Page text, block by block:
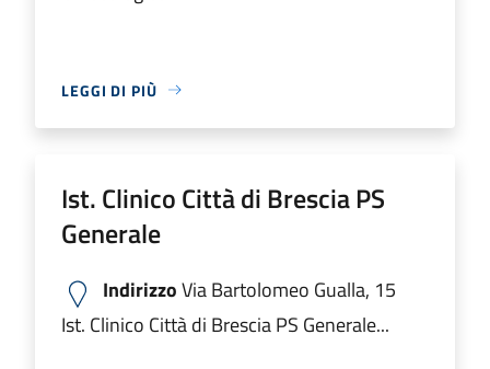
LEGGI DI PIÙ
Ist. Clinico Città di Brescia PS
Generale
IndirizzoVia Bartolomeo Gualla, 15
Ist. Clinico Città di Brescia PS Generale...